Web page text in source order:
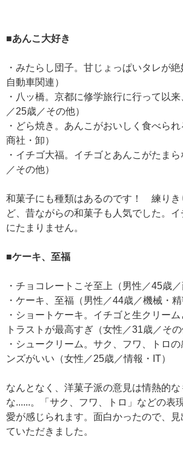
■あんこ大好き
・みたらし団子。甘じょっぱいタレが
自動車関連）
・八ッ橋。京都に修学旅行に行って以
／25歳／その他）
・どら焼き。あんこがおいしく食べら
商社・卸）
・イチゴ大福。イチゴとあんこがたま
／その他）
和菓子にも種類はあるのです！ 練りき
ど、昔ながらの和菓子も人気でした。
にたまりません。
■ケーキ、至福
・チョコレートこそ至上（男性／45歳／
・ケーキ、至福（男性／44歳／機械・精
・ショートケーキ。イチゴと生クリー
トラストが最高すぎ（女性／31歳／その
・シュークリーム。サク、フワ、トロ
ンズがいい（女性／25歳／情報・IT）
なんとなく、洋菓子派の意見は情熱的な
な......。「サク、フワ、トロ」などの表
愛が感じられます。面白かったので、
ていただきました。